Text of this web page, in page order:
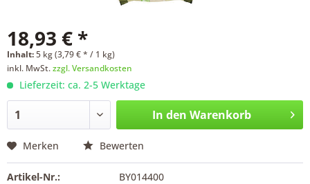
18,93 € *
Inhalt:5 kg (3,79 € * / 1 kg)
inkl. MwSt.zzgl. Versandkosten
Lieferzeit: ca. 2-5 Werktage
In den Warenkorb
Merken Bewerten
Artikel-Nr.: BY014400